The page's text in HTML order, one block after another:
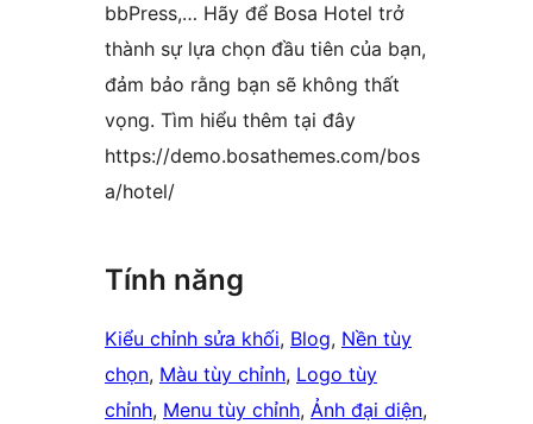
bbPress,… Hãy để Bosa Hotel trở
thành sự lựa chọn đầu tiên của bạn,
đảm bảo rằng bạn sẽ không thất
vọng. Tìm hiểu thêm tại đây
https://demo.bosathemes.com/bos
a/hotel/
Tính năng
Kiểu chỉnh sửa khối, Blog, Nền tùy
chọn, Màu tùy chỉnh, Logo tùy
chỉnh, Menu tùy chỉnh, Ảnh đại diện